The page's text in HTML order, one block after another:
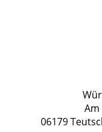
Am
06179